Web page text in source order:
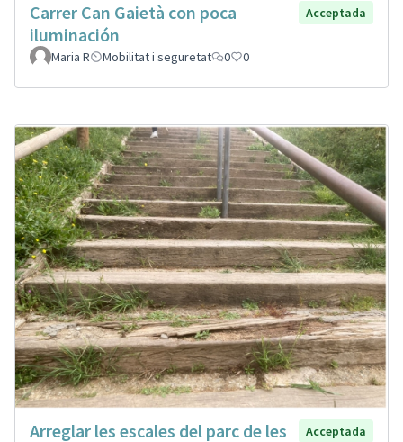
Carrer Can Gaietà con poca
iluminación
Acceptada
Maria R Mobilitat i seguretat 0 0
Arreglar les escales del parc de les
Acceptada